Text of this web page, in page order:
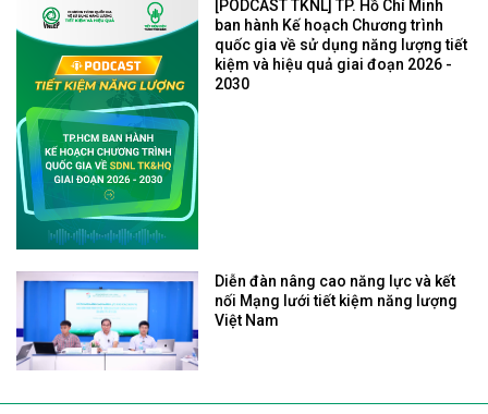
[PODCAST TKNL] TP. Hồ Chí Minh
ban hành Kế hoạch Chương trình
quốc gia về sử dụng năng lượng tiết
kiệm và hiệu quả giai đoạn 2026 -
2030
Diễn đàn nâng cao năng lực và kết
nối Mạng lưới tiết kiệm năng lượng
Việt Nam